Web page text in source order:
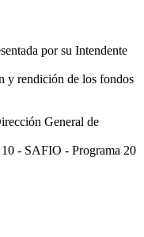
por su Intendente
y rendición de los fondos
General de
- SAFIO - Programa 20